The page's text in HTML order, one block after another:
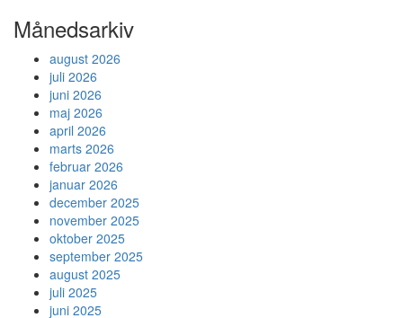
Månedsarkiv
august 2026
juli 2026
juni 2026
maj 2026
april 2026
marts 2026
februar 2026
januar 2026
december 2025
november 2025
oktober 2025
september 2025
august 2025
juli 2025
juni 2025